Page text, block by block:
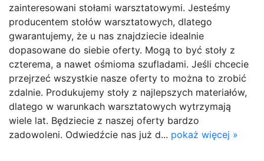
zainteresowani stołami warsztatowymi. Jesteśmy
producentem stołów warsztatowych, dlatego
gwarantujemy, że u nas znajdziecie idealnie
dopasowane do siebie oferty. Mogą to być stoły z
czterema, a nawet ośmioma szufladami. Jeśli chcecie
przejrzeć wszystkie nasze oferty to można to zrobić
zdalnie. Produkujemy stoły z najlepszych materiałów,
dlatego w warunkach warsztatowych wytrzymają
wiele lat. Będziecie z naszej oferty bardzo
zadowoleni. Odwiedźcie nas już d... pokaż więcej »